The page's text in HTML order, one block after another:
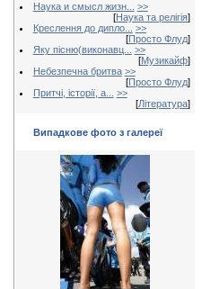
Наука и смысл жизн...
>>
[Наука та релігія]
Креслення до дипло...
>>
[Просто Флуд]
Яку пісню(виконавц...
>>
[Музикайф]
Небезпечна бритва >>
[Просто Флуд]
Притчі, історії, а...
>>
[Література]
Випадкове фото з галереї